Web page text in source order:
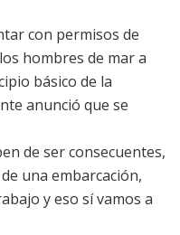
con permisos de
hombres de mar a
básico de la
anunció que se
de ser consecuentes,
una embarcación,
y eso sí vamos a